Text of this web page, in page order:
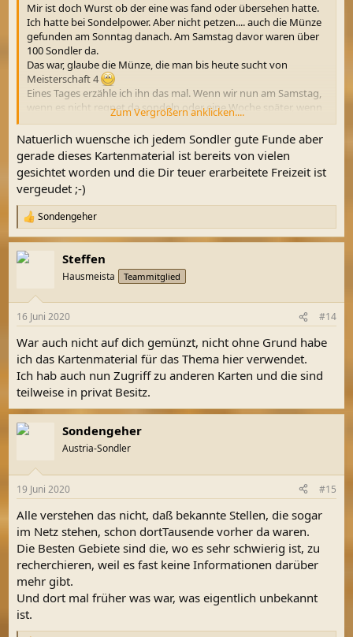
Mir ist doch Wurst ob der eine was fand oder übersehen hatte.
Ich hatte bei Sondelpower. Aber nicht petzen.... auch die Münze
gefunden am Sonntag danach. Am Samstag davor waren über
100 Sondler da.
Das war, glaube die Münze, die man bis heute sucht von
Meisterschaft 4
Eines Tages erzähle ich ihn das mal. Wenn wir nun am Samstag,
wenn es nicht regnet da sondeln oder eine Woche später, wenn
Wetter schön ist, wirst immer wieder Sondler haben die dir nicht
mal den Dreck unter den Nägeln gönnen.
Mir macht das nichts aus auch mal nichts zu finden. Auch muss
ich nicht bei Münzen in die Luft springen wie manch Promi
Filmer. Für mich ist sondeln teuer erarbeite Freizeit und die
nutze ich gern. Egal ob Knopf oder Münze.
Spaß muss es machen.
Zum Vergrößern anklicken....
Natuerlich wuensche ich jedem Sondler gute Funde aber
gerade dieses Kartenmaterial ist bereits von vielen
gesichtet worden und die Dir teuer erarbeitete Freizeit ist
vergeudet ;-)
R
e
a
k
e
:
Sondengeher
Steffen
Hausmeista Teammitglied
16 Juni 2020 #14
War auch nicht auf dich gemünzt, nicht ohne Grund habe
ich das Kartenmaterial für das Thema hier verwendet.
Ich hab auch nun Zugriff zu anderen Karten und die sind
teilweise in privat Besitz.
Sondengeher
Austria-Sondler
19 Juni 2020 #15
Alle verstehen das nicht, daß bekannte Stellen, die sogar
im Netz stehen, schon dortTausende vorher da waren.
Die Besten Gebiete sind die, wo es sehr schwierig ist, zu
recherchieren, weil es fast keine Informationen darüber
mehr gibt.
Und dort mal früher was war, was eigentlich unbekannt
ist.